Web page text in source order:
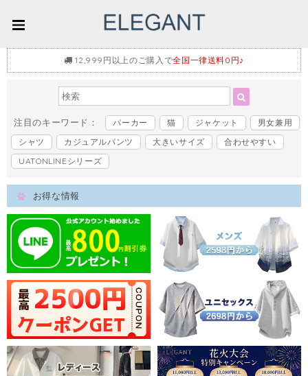
12,999円以上のご購入で全国一律送料0円♪
注目のキーワード： パーカー 猫 ジャケット
男女兼用
シャツ
カジュアルパンツ 大きいサイズ
合わせやすい
UATONLINEシリーズ
お得な情報